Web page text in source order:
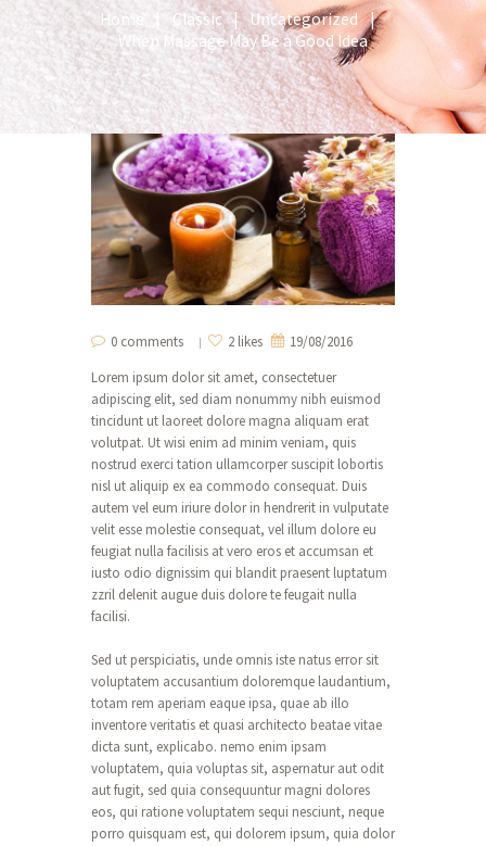
Home Classic
Uncategorized
When Massage May Be a Good Idea
0 comments 2 likes
19/08/2016
Lorem ipsum dolor sit amet, consectetuer
adipiscing elit, sed diam nonummy nibh euismod
tincidunt ut laoreet dolore magna aliquam erat
volutpat. Ut wisi enim ad minim veniam, quis
nostrud exerci tation ullamcorper suscipit lobortis
nisl ut aliquip ex ea commodo consequat. Duis
autem vel eum iriure dolor in hendrerit in vulputate
velit esse molestie consequat, vel illum dolore eu
feugiat nulla facilisis at vero eros et accumsan et
iusto odio dignissim qui blandit praesent luptatum
zzril delenit augue duis dolore te feugait nulla
facilisi.
Sed ut perspiciatis, unde omnis iste natus error sit
voluptatem accusantium doloremque laudantium,
totam rem aperiam eaque ipsa, quae ab illo
inventore veritatis et quasi architecto beatae vitae
dicta sunt, explicabo. nemo enim ipsam
voluptatem, quia voluptas sit, aspernatur aut odit
aut fugit, sed quia consequuntur magni dolores
eos, qui ratione voluptatem sequi nesciunt, neque
porro quisquam est, qui dolorem ipsum, quia dolor